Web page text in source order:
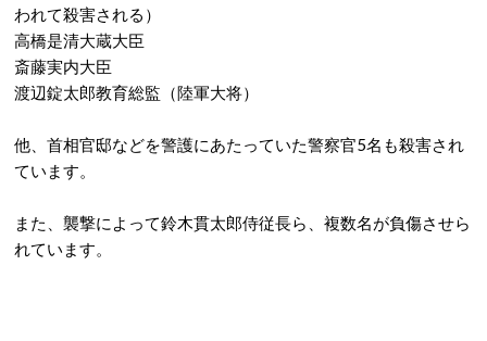
われて殺害される）
高橋是清大蔵大臣
斎藤実内大臣
渡辺錠太郎教育総監（陸軍大将）
他、首相官邸などを警護にあたっていた警察官5名も殺害され
ています。
また、襲撃によって鈴木貫太郎侍従長ら、複数名が負傷させら
れています。